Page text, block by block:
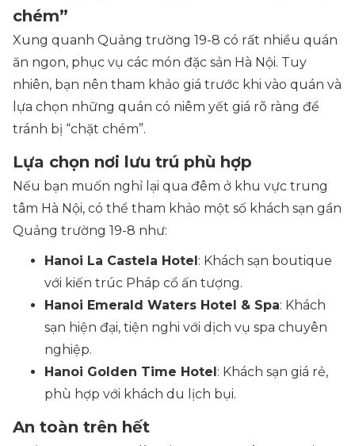
chém”
Xung quanh Quảng trường 19-8 có rất nhiều quán
ăn ngon, phục vụ các món đặc sản Hà Nội. Tuy
nhiên, bạn nên tham khảo giá trước khi vào quán và
lựa chọn những quán có niêm yết giá rõ ràng để
tránh bị “chặt chém”.
Lựa chọn nơi lưu trú phù hợp
Nếu bạn muốn nghỉ lại qua đêm ở khu vực trung
tâm Hà Nội, có thể tham khảo một số khách sạn gần
Quảng trường 19-8 như:
Hanoi La Castela Hotel: Khách sạn boutique
với kiến trúc Pháp cổ ấn tượng.
Hanoi Emerald Waters Hotel & Spa: Khách
sạn hiện đại, tiện nghi với dịch vụ spa chuyên
nghiệp.
Hanoi Golden Time Hotel: Khách sạn giá rẻ,
phù hợp với khách du lịch bụi.
An toàn trên hết